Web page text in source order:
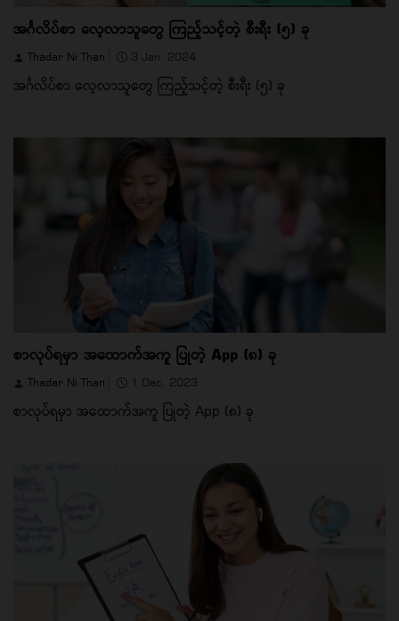
အင်္ဂလိပ်စာ လေ့လာသူတွေ ကြည့်သင့်တဲ့ စီးရီး (၅) ခု
Thadar Ni Than 3 Jan, 2024
အင်္ဂလိပ်စာ လေ့လာသူတွေ ကြည့်သင့်တဲ့ စီးရီး (၅) ခု
စာလုပ်ရမှာ အထောက်အကူ ပြုတဲ့ App (၈) ခု
Thadar Ni Than 1 Dec, 2023
စာလုပ်ရမှာ အထောက်အကူ ပြုတဲ့ App (၈) ခု